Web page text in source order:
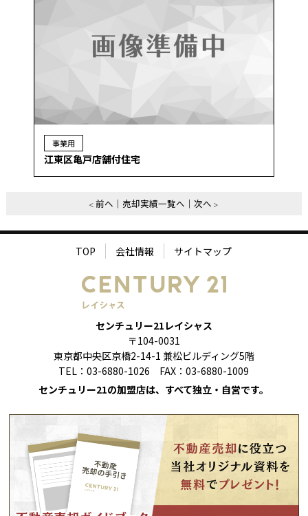
事業用
江東区亀戸店舗付住宅
前へ 売却実績一覧へ 次へ
TOP 会社情報 サイトマップ
センチュリー21レイシャス
〒104-0031
東京都中央区京橋2-14-1 兼松ビルディング5階
TEL：03-6880-1026 FAX：03-6880-1009
センチュリー21の加盟店は、すべて独立・自営です。